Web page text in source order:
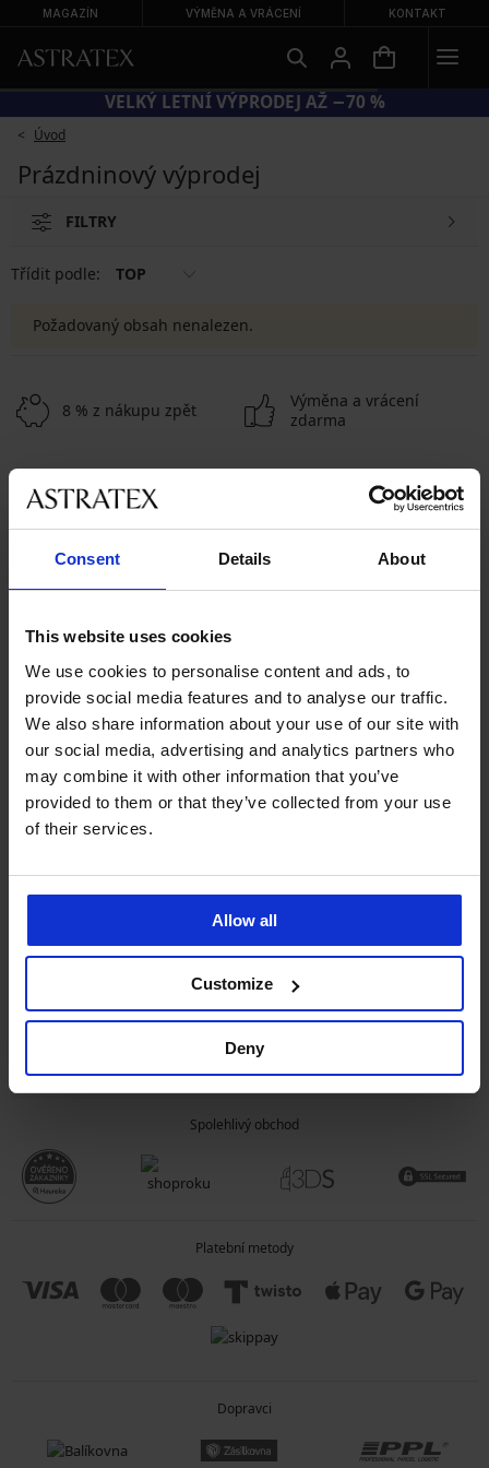
Consent Details About
This website uses cookies
We use cookies to personalise content and ads, to
provide social media features and to analyse our traffic.
We also share information about your use of our site with
our social media, advertising and analytics partners who
may combine it with other information that you’ve
provided to them or that they’ve collected from your use
of their services.
Allow all
Customize
Deny
MAGAZÍN VÝMĚNA A VRÁCENÍ KONTAKT
VELKÝ LETNÍ VÝPRODEJ AŽ −70 %
Úvod
Prázdninový výprodej
FILTRY
Třídit podle: TOP
Požadovaný obsah nenalezen.
8 % z nákupu zpět
Výměna a vrácení
zdarma
Výhodné poštovné
491 204 304
info@astratex.cz
Newsletter
Nenechte si ujít žádnou slevu.
SLUŽBY ZÁKAZNÍKŮM
OBECNÉ INFORMACE
O SPOLEČNOSTI
Spolehlivý obchod
Platební metody
Dopravci